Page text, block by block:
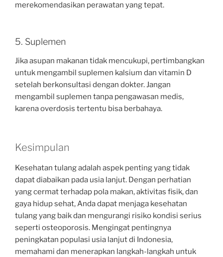
merekomendasikan perawatan yang tepat.
5. Suplemen
Jika asupan makanan tidak mencukupi, pertimbangkan
untuk mengambil suplemen kalsium dan vitamin D
setelah berkonsultasi dengan dokter. Jangan
mengambil suplemen tanpa pengawasan medis,
karena overdosis tertentu bisa berbahaya.
Kesimpulan
Kesehatan tulang adalah aspek penting yang tidak
dapat diabaikan pada usia lanjut. Dengan perhatian
yang cermat terhadap pola makan, aktivitas fisik, dan
gaya hidup sehat, Anda dapat menjaga kesehatan
tulang yang baik dan mengurangi risiko kondisi serius
seperti osteoporosis. Mengingat pentingnya
peningkatan populasi usia lanjut di Indonesia,
memahami dan menerapkan langkah-langkah untuk